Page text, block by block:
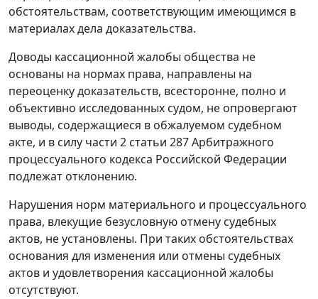
обстоятельствам, соответствующим имеющимся в
материалах дела доказательства.
Доводы кассационной жалобы общества не
основаны на нормах права, направлены на
переоценку доказательств, всесторонне, полно и
объективно исследованных судом, не опровергают
выводы, содержащиеся в обжалуемом судебном
акте, и в силу части 2 статьи 287Арбитражного
процессуального кодекса Российской Федерации
подлежат отклонению.
Нарушения норм материального и процессуального
права, влекущие безусловную отмену судебных
актов, не установлены. При таких обстоятельствах
основания для изменения или отмены судебных
актов и удовлетворения кассационной жалобы
отсутствуют.